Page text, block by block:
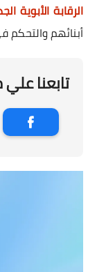
الرقابة الأبوية
أبنائهم
تابعنا